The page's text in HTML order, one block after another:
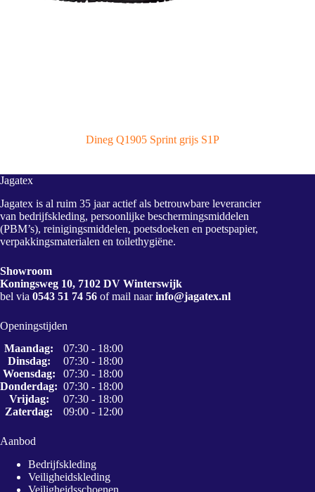
Dineg Q1905 Sprint grijs S1P
Jagatex
Jagatex is al ruim 35 jaar actief als betrouwbare leverancier
van bedrijfskleding, persoonlijke beschermingsmiddelen
(PBM’s), reinigingsmiddelen, poetsdoeken en poetspapier,
verpakkingsmaterialen en toilethygiëne.
Showroom
Koningsweg 10, 7102 DV Winterswijk
bel via 0543 51 74 56 of mail naarinfo@jagatex.nl
Openingstijden
Maandag:
07:30 - 18:00
Dinsdag:
07:30 - 18:00
Woensdag:
07:30 - 18:00
Donderdag: 07:30 - 18:00
Vrijdag:
07:30 - 18:00
Zaterdag:
09:00 - 12:00
Aanbod
Bedrijfskleding
Veiligheidskleding